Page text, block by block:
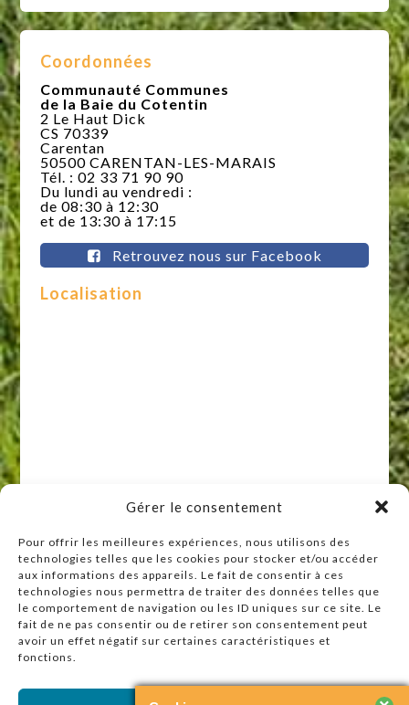
Gérer le consentement
Pour offrir les meilleures expériences, nous utilisons des
technologies telles que les cookies pour stocker et/ou accéder
aux informations des appareils. Le fait de consentir à ces
technologies nous permettra de traiter des données telles que
le comportement de navigation ou les ID uniques sur ce site. Le
fait de ne pas consentir ou de retirer son consentement peut
avoir un effet négatif sur certaines caractéristiques et
fonctions.
Coordonnées
Communauté Communes
de la Baie du Cotentin
2 Le Haut Dick
CS 70339
Carentan
50500 CARENTAN-LES-MARAIS
Tél. : 02 33 71 90 90
Du lundi au vendredi :
de 08:30 à 12:30
et de 13:30 à 17:15
Retrouvez nous sur Facebook
Localisation
Raccourcis
Accueil
Actualités
Agenda